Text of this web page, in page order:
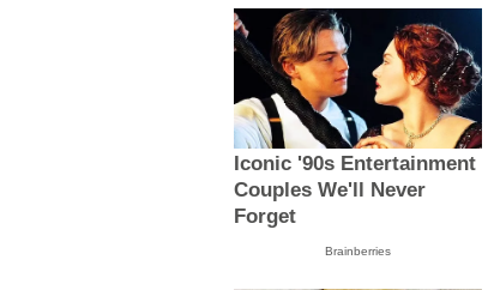
Iconic '90s Entertainment
Couples We'll Never
Forget
Brainberries